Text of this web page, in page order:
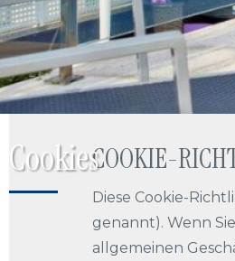
CookiesCOOKIE-
Diese Cookie-
genannt). Wenn
allgemeinen